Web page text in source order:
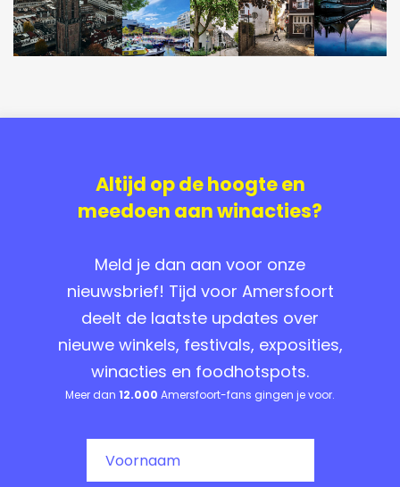
Altijd op de hoogte en
meedoen aan winacties?
Meld je dan aan voor onze
nieuwsbrief! Tijd voor Amersfoort
deelt de laatste updates over
nieuwe winkels, festivals, exposities,
winacties en foodhotspots.
Meer dan 12.000 Amersfoort-fans gingen je voor.